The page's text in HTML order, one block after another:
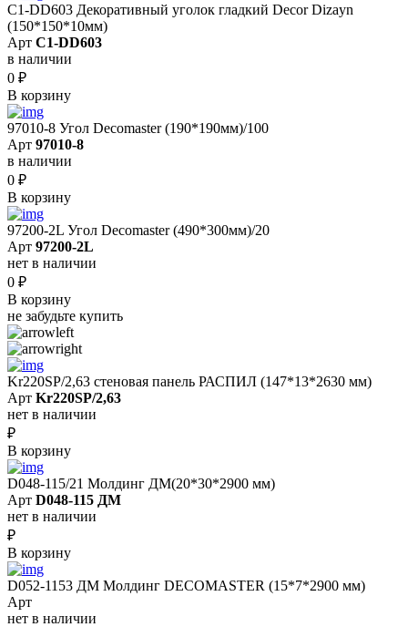
C1-DD603 Декоративный уголок гладкий Decor Dizayn
(150*150*10мм)
Арт C1-DD603
в наличии
0 ₽
В корзину
97010-8 Угол Decomaster (190*190мм)/100
Арт 97010-8
в наличии
0 ₽
В корзину
97200-2L Угол Decomaster (490*300мм)/20
Арт 97200-2L
нет в наличии
0 ₽
В корзину
не забудьте купить
Kr220SP/2,63 cтеновая панель РАСПИЛ (147*13*2630 мм)
Арт Kr220SP/2,63
нет в наличии
₽
В корзину
D048-115/21 Молдинг ДМ(20*30*2900 мм)
Арт D048-115 ДМ
нет в наличии
₽
В корзину
D052-1153 ДМ Молдинг DECOMASTER (15*7*2900 мм)
Арт
нет в наличии